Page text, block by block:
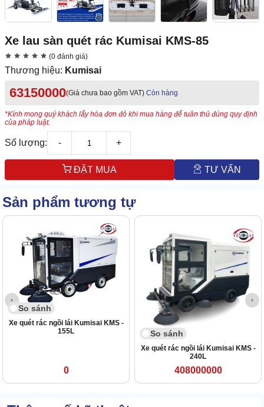
Xe lau sàn quét rác Kumisai KMS-85
(0 đánh giá)
Thương hiệu: Kumisai
63150000(Giá chưa bao gồm VAT) Còn hàng
*Kính mong quý khách lấy hóa đơn đỏ khi mua hàng để tuân thủ đúng quy định
của pháp luật.
Số lượng: - +
ĐẶT MUA TƯ VẤN
Sản phẩm tương tự
So sánh
Xe quét rác ngồi lái Kumisai KMS -
155L
0
So sánh
Xe quét rác ngồi lái Kumisai KMS -
240L
408000000